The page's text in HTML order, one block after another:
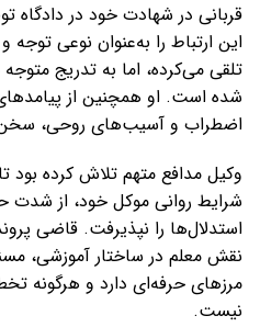
قربانی در شهادت خود در دادگاه
این ارتباط را به‌عنوان نوعی
تلقی می‌کرده، اما به تدریج
شده است. او همچنین از
اضطراب و آسیب‌های روحی،
وکیل مدافع متهم تلاش کرده بود
شرایط روانی موکل خود، از شدت
استدلال‌ها را نپذیرفت. قاضی
نقش معلم در ساختار آموزشی،
مرزهای حرفه‌ای دارد و هرگونه
نیست.